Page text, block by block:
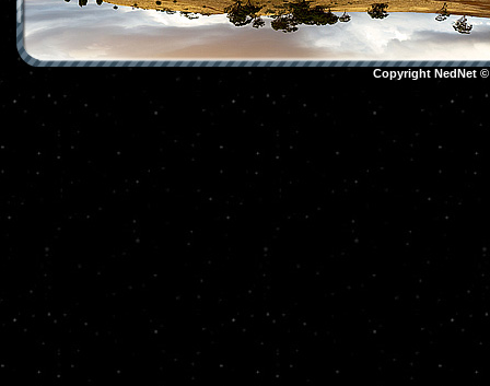
Copyright NedNet